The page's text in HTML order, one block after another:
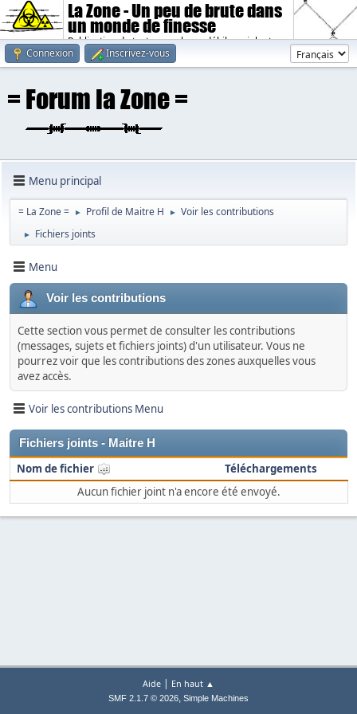
La Zone - Un peu de brute dans
un monde de finesse
Publication de textes sombres, débiles, violents.
Connexion
Inscrivez-vous
Menu principal
= La Zone = ► Profil de Maitre H ► Voir les contributions
► Fichiers joints
Menu
Voir les contributions
Cette section vous permet de consulter les contributions
(messages, sujets et fichiers joints) d'un utilisateur. Vous ne
pourrez voir que les contributions des zones auxquelles vous
avez accès.
Voir les contributions Menu
Fichiers joints - Maitre H
Nom de fichier
Téléchargements
Aucun fichier joint n'a encore été envoyé.
Aide | En haut ▲
SMF 2.1.7 © 2026, Simple Machines